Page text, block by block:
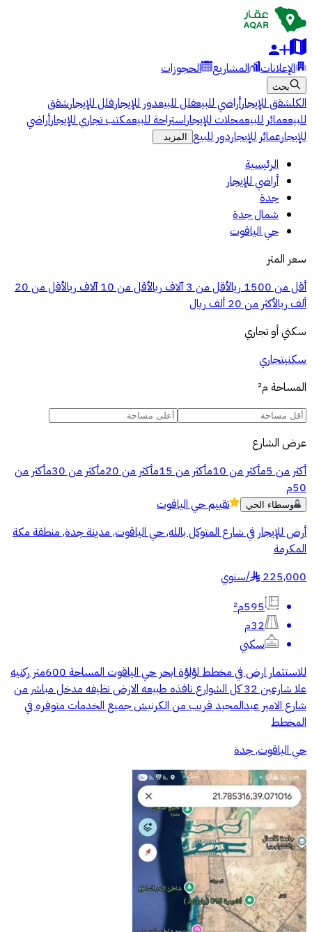
الإعلانات المشاريع الحجوزات
بحث
الكلشقق للإيجارأراضي للبيعفلل للبيعدور للإيجارفلل للإيجارشقق
للبيععمائر للبيعمحلات للإيجاراستراحة للبيعمكتب تجاري للإيجارأراضي
للإيجارعمائر للإيجاردور للبيع المزيد
الرئيسية
أراضي للإيجار
جدة
شمال جدة
حي الياقوت
سعر المتر
أقل من 1500 ريال
أقل من 3 آلاف ريال أقل من 10 آلاف ريال
أقل من 20
ألف ريالأكثر من 20 ألف ريال
سكني أو تجاري
سكنيتجاري
المساحة م²
عرض الشارع
أكثر من 5م
أكثر من 10م أكثر من 15م أكثر من 20م أكثر من 30م
أكثر من
50م
وسطاء الحي تقييمحي الياقوت
أرض للإيجار في شارع المتوكل بالله, حي الياقوت, مدينة جدة, منطقة مكة
المكرمة
225,000
§
/سنوي
595م²
32م
سكني
للاستثمار ارض في مخطط لؤلؤة ابحر حي الياقوت المساحة 600متر ركنيه
علا شارعين 32 كل الشوارع نافذه طبيعه الارض نظيفه مدخل مباشر من
شارع الامير عبدالمجيد قريب من الكرنيش جميع الخدمات متوفره في
المخطط
حي الياقوت, جدة